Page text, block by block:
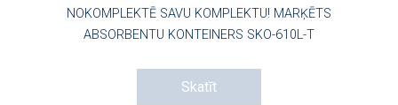
NOKOMPLEKTĒ SAVU KOMPLEKTU! MARĶĒTS
ABSORBENTU KONTEINERS SKO-610L-T
Skatīt